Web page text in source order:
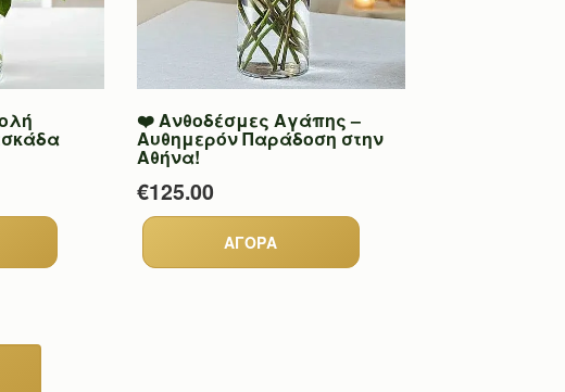
❤️ Ανθοδέσμες Αγάπης –
Αυθημερόν Παράδοση στην
Αθήνα!
€125.00